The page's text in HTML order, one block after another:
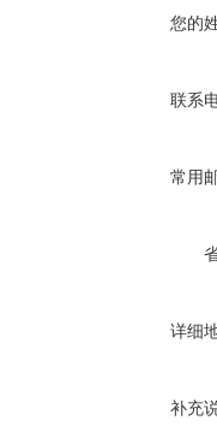
您的
联系
常用
详细
补充